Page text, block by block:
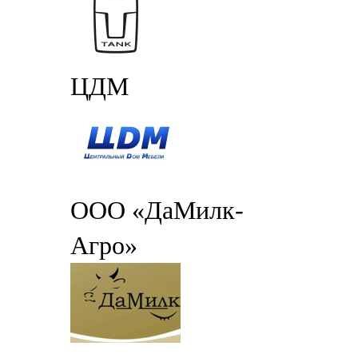
ЦДМ
ООО «ДаМилк-
Агро»